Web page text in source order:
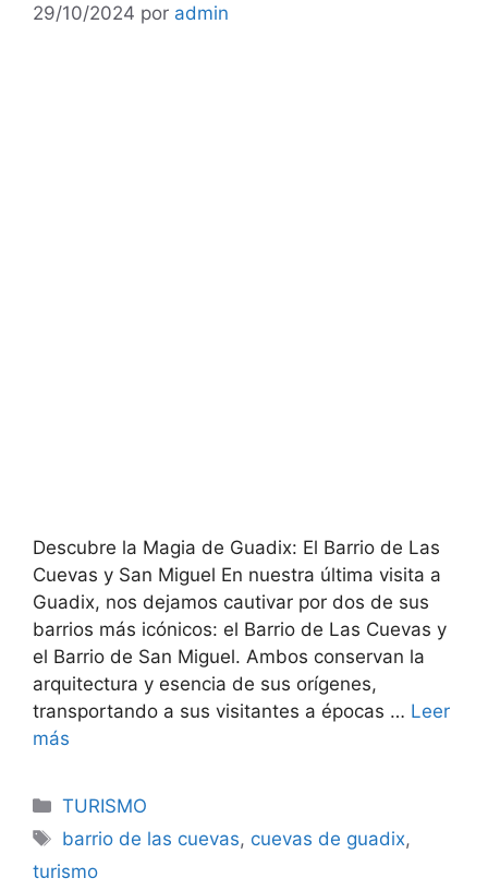
29/10/2024 por admin
Descubre la Magia de Guadix: El Barrio de Las
Cuevas y San Miguel En nuestra última visita a
Guadix, nos dejamos cautivar por dos de sus
barrios más icónicos: el Barrio de Las Cuevas y
el Barrio de San Miguel. Ambos conservan la
arquitectura y esencia de sus orígenes,
transportando a sus visitantes a épocas … Leer
más
Categorías
TURISMO
Etiquetas
barrio de las cuevas, cuevas de guadix,
turismo